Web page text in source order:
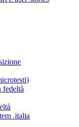
fedeltà
.italia